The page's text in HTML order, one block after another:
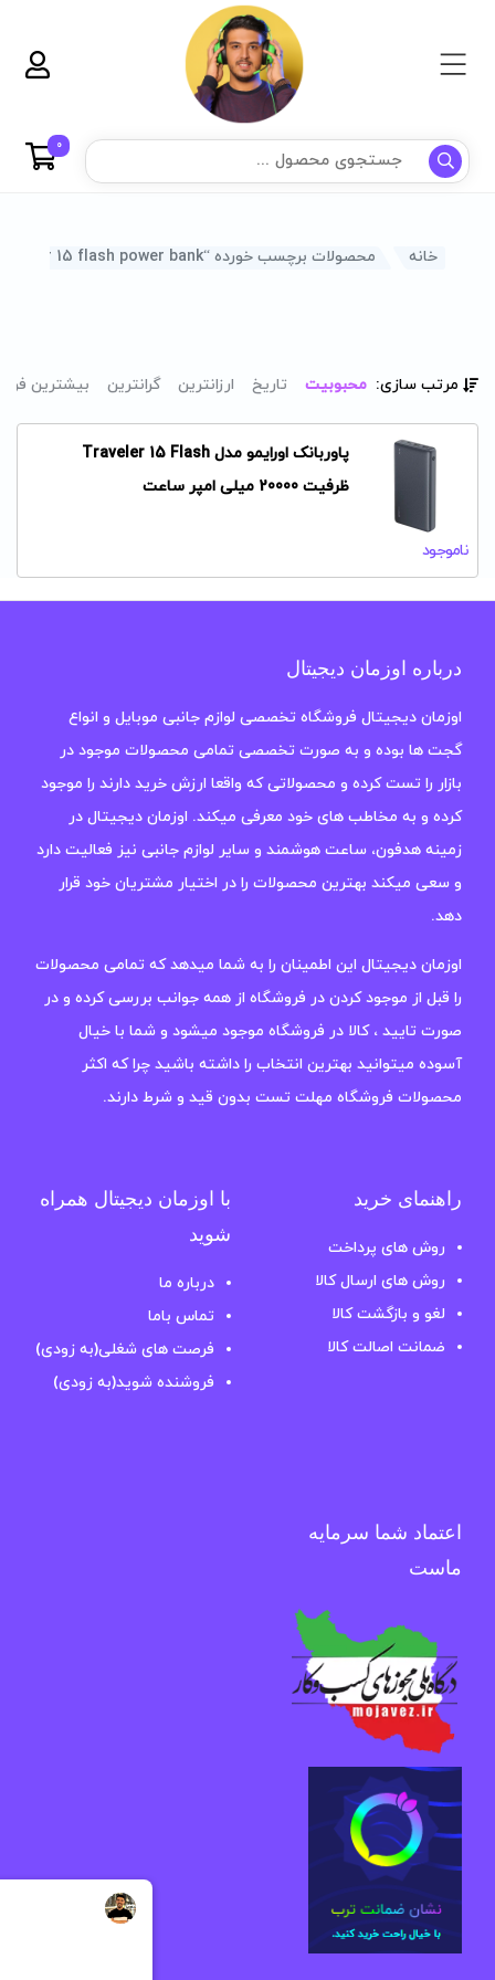
0
خانه محصولات برچسب خورده “oraimo traveler 15 flash power bank”
مرتب سازی: محبوبیت تاریخ ارزانترین گرانترین بیشترین
پاوربانک اورایمو مدل Traveler 15 Flash
ظرفیت 20000 میلی امپر ساعت
ناموجود
درباره اوزمان دیجیتال
اوزمان دیجیتال فروشگاه تخصصی لوازم جانبی موبایل و انواع
گجت ها بوده و به صورت تخصصی تمامی محصولات موجود در
بازار را تست کرده و محصولاتی که واقعا ارزش خرید دارند را موجود
کرده و به مخاطب های خود معرفی میکند. اوزمان دیجیتال در
زمینه هدفون، ساعت هوشمند و سایر لوازم جانبی نیز فعالیت دارد
و سعی میکند بهترین محصولات را در اختیار مشتریان خود قرار
دهد.
اوزمان دیجیتال این اطمینان را به شما میدهد که تمامی محصولات
را قبل از موجود کردن در فروشگاه از همه جوانب بررسی کرده و در
صورت تایید ، کالا در فروشگاه موجود میشود و شما با خیال
آسوده میتوانید بهترین انتخاب را داشته باشید چرا که اکثر
محصولات فروشگاه مهلت تست بدون قید و شرط دارند.
راهنمای خرید
روش های پرداخت
روش های ارسال کالا
لغو و بازگشت کالا
ضمانت اصالت کالا
با اوزمان دیجیتال همراه
شوید
درباره ما
تماس باما
فرصت های شغلی(به زودی)
فروشنده شوید(به زودی)
اعتماد شما سرمایه
ماست